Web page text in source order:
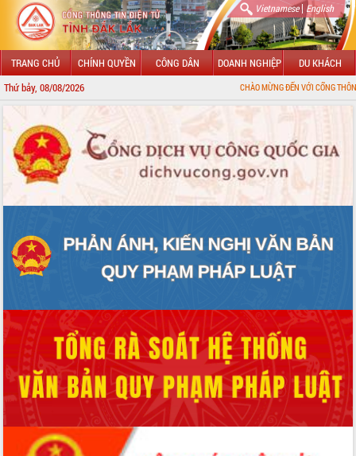
Vietnamese| English
TRANG CHỦ CHÍNH QUYỀN CÔNG DÂN DOANH NGHIỆP DU KHÁCH
Thứ bảy, 08/08/2026 CHÀO MỪNG ĐẾN VỚI CỔNG THÔNG TIN ĐIỆN
LÃNH ĐẠO UBND TỈNH
TIN TỨC SỰ KIỆN
UBND CÁC XÃ, PHƯỜNG
THÔNG TIN CHỈ ĐẠO ĐIỀU HÀNH
HỆ THỐNG VĂN BẢN
VĂN BẢN HĐND TỈNH
ĐIỂM TIN VĂN BẢN
QUY HOẠCH - KẾ HOẠCH